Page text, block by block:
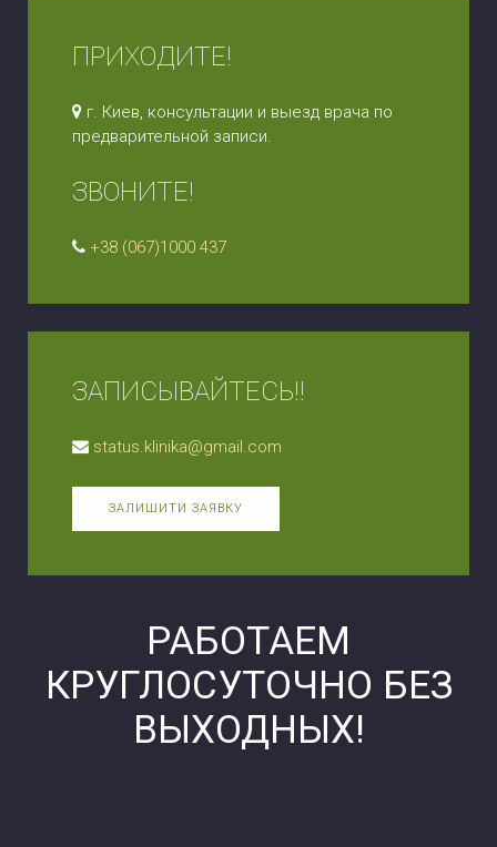
ПРИХОДИТЕ!
г. Киев, консультации и выезд врача по
предварительной записи.
ЗВОНИТЕ!
+38 (067)1000 437
ЗАПИСЫВАЙТЕСЬ!!
status.klinika@gmail.com
ЗАЛИШИТИ ЗАЯВКУ
РАБОТАЕМ
КРУГЛОСУТОЧНО БЕЗ
ВЫХОДНЫХ!